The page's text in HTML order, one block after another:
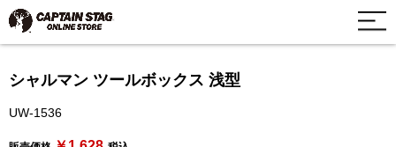
シャルマン ツールボックス 浅型
UW-1536